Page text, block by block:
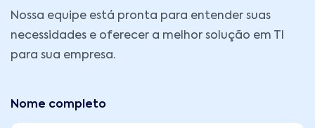
Nossa equipe está pronta para entender suas
necessidades e oferecer a melhor solução em TI
para sua empresa.
Nome completo